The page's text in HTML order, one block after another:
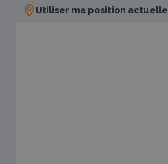
Utiliser ma position actuelle